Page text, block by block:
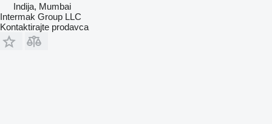
Indija, Mumbai
Intermak Group LLC
Kontaktirajte prodavca